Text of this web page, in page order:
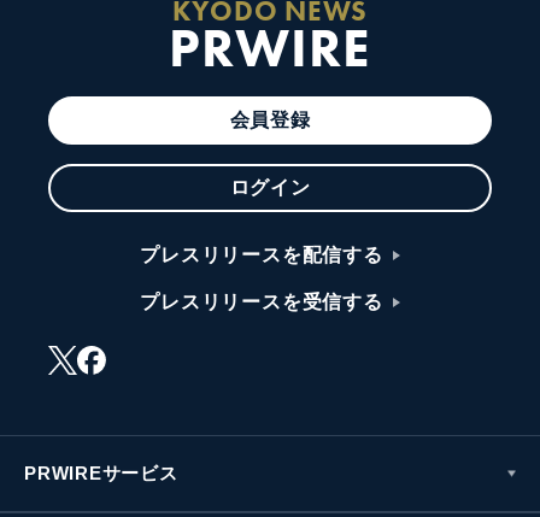
KYODO NEWS
PRWIRE
会員登録
ログイン
プレスリリースを配信する
プレスリリースを受信する
PRWIREサービス